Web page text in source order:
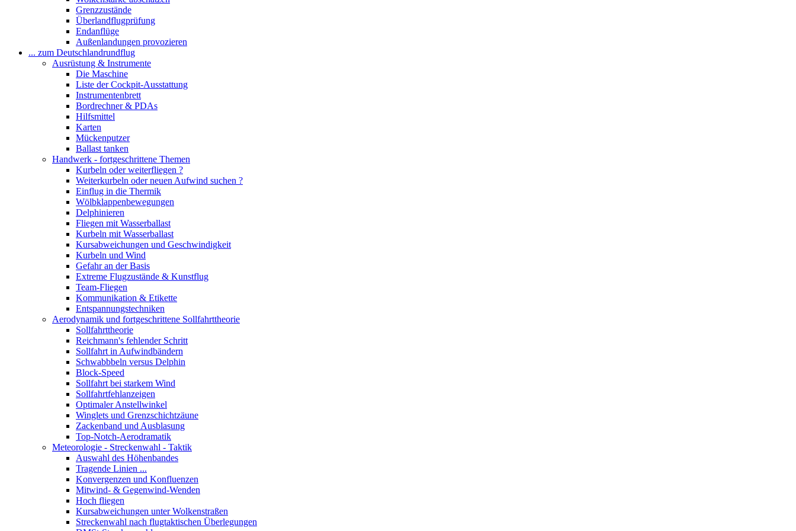
Grenzzustände
Überlandflugprüfung
Endanflüge
Außenlandungen provozieren
... zum Deutschlandrundflug
Ausrüstung & Instrumente
Die Maschine
Liste der Cockpit-Ausstattung
Instrumentenbrett
Bordrechner & PDAs
Hilfsmittel
Karten
Mückenputzer
Ballast tanken
Handwerk - fortgeschrittene Themen
Kurbeln oder weiterfliegen ?
Weiterkurbeln oder neuen Aufwind suchen ?
Einflug in die Thermik
Wölbklappenbewegungen
Delphinieren
Fliegen mit Wasserballast
Kurbeln mit Wasserballast
Kursabweichungen und Geschwindigkeit
Kurbeln und Wind
Gefahr an der Basis
Extreme Flugzustände & Kunstflug
Team-Fliegen
Kommunikation & Etikette
Entspannungstechniken
Aerodynamik und fortgeschrittene Sollfahrttheorie
Sollfahrttheorie
Reichmann's fehlender Schritt
Sollfahrt in Aufwindbändern
Schwabbbeln versus Delphin
Block-Speed
Sollfahrt bei starkem Wind
Sollfahrtfehlanzeigen
Optimaler Anstellwinkel
Winglets und Grenzschichtzäune
Zackenband und Ausblasung
Top-Notch-Aerodramatik
Meteorologie - Streckenwahl - Taktik
Auswahl des Höhenbandes
Tragende Linien ...
Konvergenzen und Konfluenzen
Mitwind- & Gegenwind-Wenden
Hoch fliegen
Kursabweichungen unter Wolkenstraßen
Streckenwahl nach flugtaktischen Überlegungen